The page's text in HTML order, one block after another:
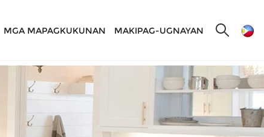
MGA MAPAGKUKUNAN MAKIPAG-UGNAYAN